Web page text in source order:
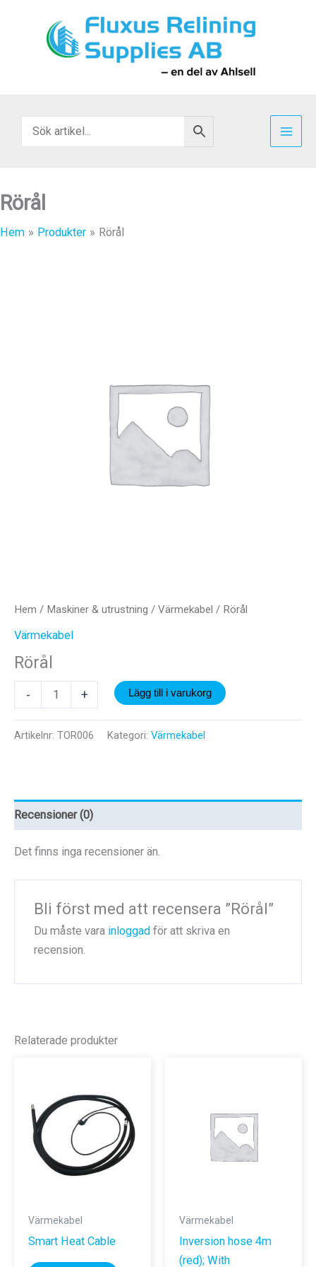
Rörål
Hem Produkter Rörål
Hem / Maskiner & utrustning / Värmekabel / Rörål
Värmekabel
Rörål
-
mängd
+ Lägg till i varukorg
Artikelnr: TOR006 Kategori: Värmekabel
Recensioner (0)
Det finns inga recensioner än.
Bli först med att recensera ”Rörål”
Du måste vara inloggad för att skriva en
recension.
Relaterade produkter
Värmekabel
Smart Heat Cable
Värmekabel
Inversion hose 4m
(red); With